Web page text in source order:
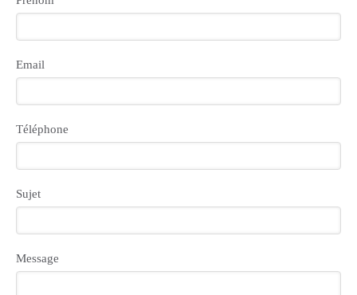
Email
Téléphone
Sujet
Message